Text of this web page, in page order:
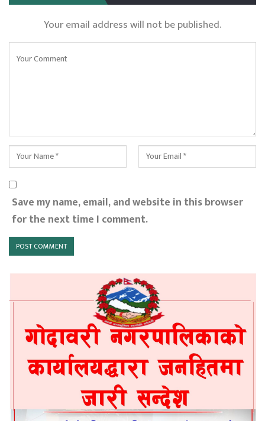
Your email address will not be published.
Save my name, email, and website in this browser
for the next time I comment.